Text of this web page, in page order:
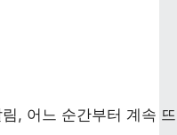
, 어느 순간부터 계속